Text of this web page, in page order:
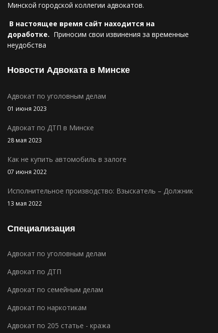
Минской городской коллегии адвокатов.
В настоящее время сайт находится на
доработке. Приносим свои извинения за временные
неудобства
Новости Адвоката в Минске
Адвокат по уголовным делам
01 июня 2023
Адвокат по ДТП в Минске
28 мая 2023
Как не купить автомобиль в залоге
07 июня 2022
Исполнительное производство: Взыскатель – Должник
13 мая 2022
Специализация
Адвокат по уголовным делам
Адвокат по ДТП
Адвокат по семейным делам
Адвокат по наркотикам
Адвокат по 205 статье - кража